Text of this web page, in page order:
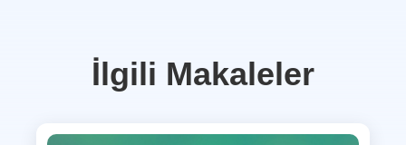
İlgili Makaleler